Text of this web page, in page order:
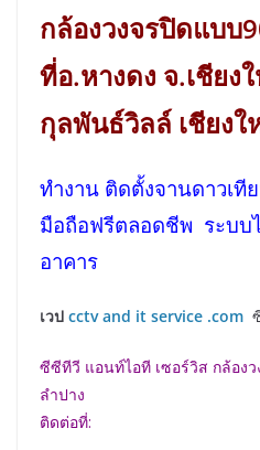
กล้องวงจรปิดแบบ
ที่อ.หางดง จ.เชียง
กุลพันธ์วิลล์ เชียงใ
ทำงาน ติดตั้งจานดาวเที
มือถือฟรีตลอดชีพ ระบบ
อาคาร
เวป cctv and it service .com
ซีซีทีวี แอนท์ไอที เซอร์วิส กล้อง
ลำปาง
ติดต่อที่: